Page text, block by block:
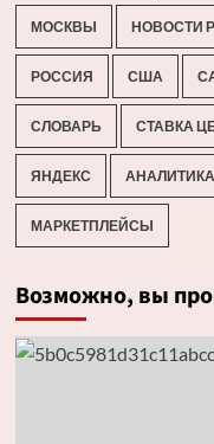
МОСКВЫ НОВОСТИ
РОССИЯ США
СЛОВАРЬ СТАВКА
ЯНДЕКС АНАЛИТИКА
МАРКЕТПЛЕЙСЫ
Возможно, вы